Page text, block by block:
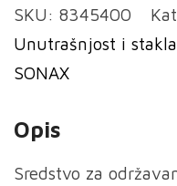
SKU: 8345400
Unutrašnjost i stakla
SONAX
Opis
Sredstvo za